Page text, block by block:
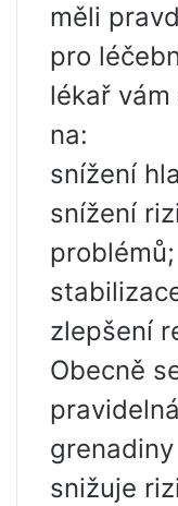
měli
pro
lékař
na:
snížení
snížení
problémů;
zlepšení
Obecně
snižuje